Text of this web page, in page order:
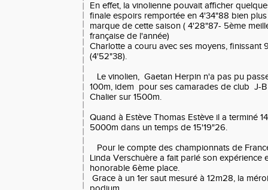
En effet, la vinolienne pouvait afficher
finale espoirs remportée en 4'34"88 bien
marque de cette saison ( 4'28"87- 5ème
française de l'année)
Charlotte a couru avec ses moyens, finissant
(4'52"38).
Le vinolien, Gaetan Herpin n'a pas pu
100m, idem pour ses camarades de club J-
Chalier sur 1500m.
Quand à Estève Thomas Estève il a terminé
5000m dans un temps de 15'19"26.
Pour le compte des championnats de
Linda Verschuère a fait parlé son expérience
honorable 6ème place.
Grace à un 1er saut mesuré à 12m28, la